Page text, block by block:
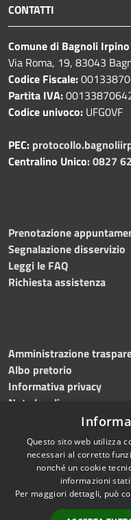
CONTATTI
Comune di Bagnoli Irpino
Via Roma, 19, 83043
Codice Fiscale:
Partita IVA:
Codice univoco: UFG0VF
PEC:
Centralino Unico:0827
Prenotazione
Segnalazione disservizio
Leggi le FAQ
Richiesta assistenza
Amministrazione
Albo pretorio
Informativa privacy
Note legali
Dichiarazione di
Accessibilità
Questo sito web utilizza
necessari al corretto
nonché un cookie
informazioni
Per maggiori dettagli, può